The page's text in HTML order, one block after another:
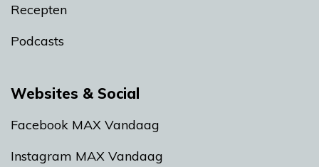
Recepten
Podcasts
Websites & Social
Facebook MAX Vandaag
Instagram MAX Vandaag